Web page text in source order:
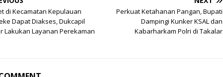
di Kecamatan Kepulauan
Dapat Diakses, Dukcapil
Lakukan Layanan Perekaman
Perkuat Ketahanan Pangan, Bupati
Dampingi Kunker KSAL dan
Kabarharkam Polri di Takalar